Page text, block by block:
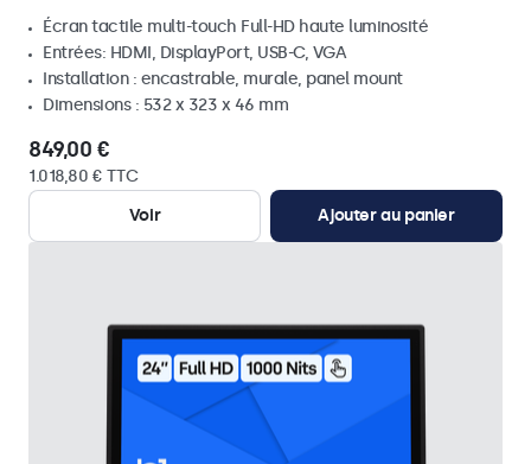
Écran tactile multi-touch Full-HD haute luminosité
Entrées: HDMI, DisplayPort, USB-C, VGA
Installation : encastrable, murale, panel mount
Dimensions : 532 x 323 x 46 mm
849,00 €
1.018,80 € TTC
Voir
Ajouter au panier